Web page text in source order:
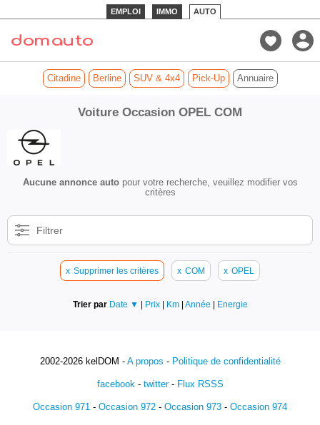
EMPLOI IMMO AUTO
Citadine Berline SUV & 4x4 Pick-Up Annuaire
Voiture Occasion OPEL COM
Aucune annonce autopour votre recherche, veuillez modifier vos
critères
Filtrer
x Supprimer les critères x COM x OPEL
Trier par Date ▼ | Prix | Km | Année | Energie
2002-2026 kelDOM - A propos - Politique de confidentialité
facebook- twitter- Flux RSSS
Occasion 971 - Occasion 972 - Occasion 973 - Occasion 974